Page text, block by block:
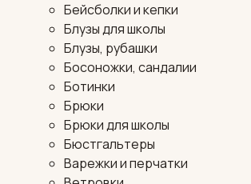
Бейсболки и кепки
Блузы для школы
Блузы, рубашки
Босоножки, сандалии
Ботинки
Брюки
Брюки для школы
Бюстгальтеры
Варежки и перчатки